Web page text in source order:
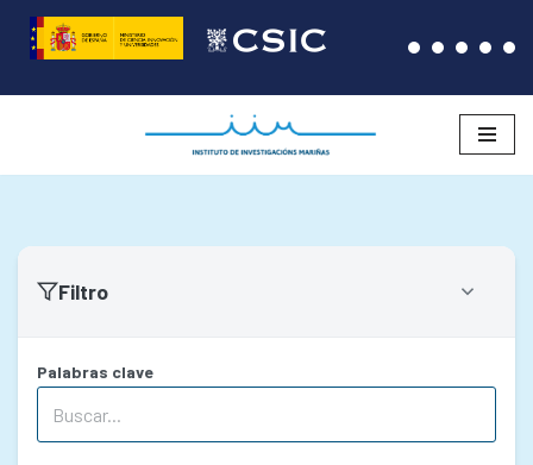
Saltar
ao
Filtro
Palabras clave